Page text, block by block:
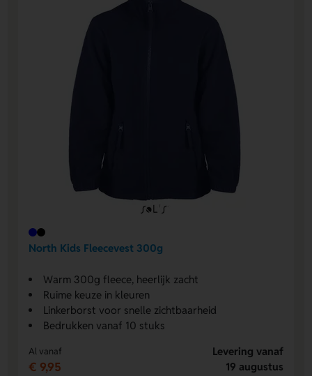
North Kids Fleecevest 300g
Warm 300g fleece, heerlijk zacht
Ruime keuze in kleuren
Linkerborst voor snelle zichtbaarheid
Bedrukken vanaf 10 stuks
Al vanaf
€ 9,95
Levering vanaf
19 augustus